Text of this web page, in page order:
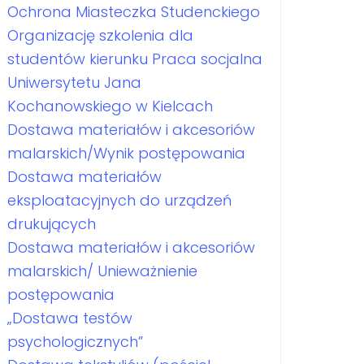
Ochrona Miasteczka Studenckiego
Organizację szkolenia dla
studentów kierunku Praca socjalna
Uniwersytetu Jana
Kochanowskiego w Kielcach
Dostawa materiałów i akcesoriów
malarskich/Wynik postępowania
Dostawa materiałów
eksploatacyjnych do urządzeń
drukujących
Dostawa materiałów i akcesoriów
malarskich/ Unieważnienie
postępowania
„Dostawa testów
psychologicznych”